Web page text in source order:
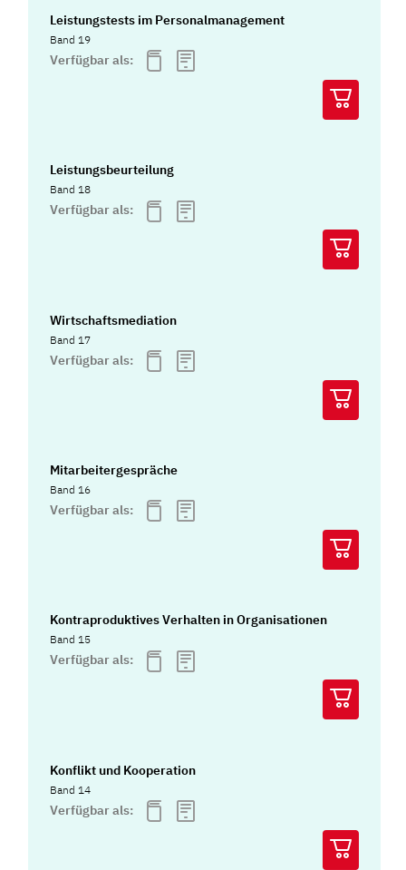
Leistungstests im Personalmanagement
Band 19
Verfügbar als:
Leistungsbeurteilung
Band 18
Verfügbar als:
Wirtschaftsmediation
Band 17
Verfügbar als:
Mitarbeitergespräche
Band 16
Verfügbar als:
Kontraproduktives Verhalten in Organisationen
Band 15
Verfügbar als:
Konflikt und Kooperation
Band 14
Verfügbar als: